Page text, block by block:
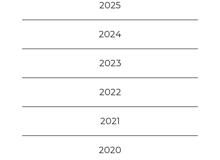
2025
2024
2023
2022
2021
2020